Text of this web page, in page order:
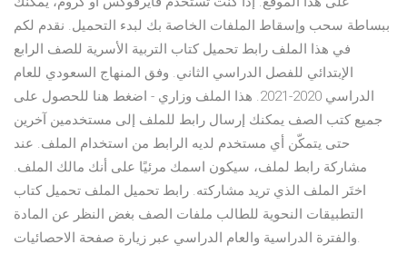
ببساطة سحب وإسقاط الملفات الخاصة بك لبدء التحميل. نقدم لكم
في هذا الملف رابط تحميل كتاب التربية الأسرية للصف الرابع
الإبتدائي للفصل الدراسي الثاني. وفق المنهاج السعودي للعام
الدراسي 2020-2021. هذا الملف وزاري - اضغط هنا للحصول على
جميع كتب الصف يمكنك إرسال رابط للملف إلى مستخدمين آخرين
حتى يتمكّن أي مستخدم لديه الرابط من استخدام الملف. عند
مشاركة رابط لملف، سيكون اسمك مرئيًا على أنك مالك الملف.
اختَر الملف الذي تريد مشاركته. رابط تحميل الملف تحميل كتاب
التطبيقات النحوية للطالب ملفات الصف بغض النظر عن المادة
والفترة الدراسية والعام الدراسي عبر زيارة صفحة الاحصائيات.